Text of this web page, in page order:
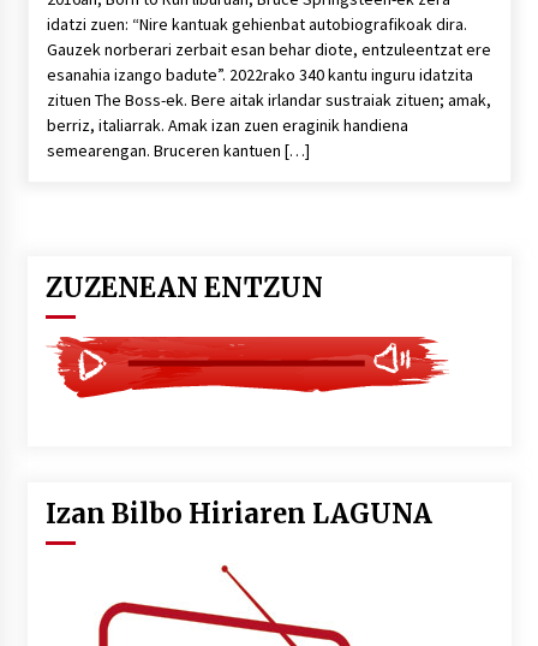
idatzi zuen: “Nire kantuak gehienbat autobiografikoak dira.
Gauzek norberari zerbait esan behar diote, entzuleentzat ere
esanahia izango badute”. 2022rako 340 kantu inguru idatzita
zituen The Boss-ek. Bere aitak irlandar sustraiak zituen; amak,
berriz, italiarrak. Amak izan zuen eraginik handiena
semearengan. Bruceren kantuen […]
ZUZENEAN ENTZUN
Izan Bilbo Hiriaren LAGUNA